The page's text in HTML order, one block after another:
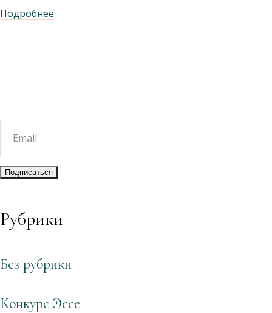
Подробнее
Рубрики
Без рубрики
Конкурс Эссе